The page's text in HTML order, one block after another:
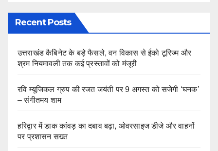
Recent Posts
उत्तराखंड कैबिनेट के बड़े फैसले, वन विकास से ईको टूरिज्म और
श्रम नियमावली तक कई प्रस्तावों को मंजूरी
रवि म्यूजिकल ग्रुप की रजत जयंती पर 9 अगस्त को सजेगी ‘घनक’
– संगीतमय शाम
हरिद्वार में डाक कांवड़ का दबाव बढ़ा, ओवरसाइज डीजे और वाहनों
पर प्रशासन सख्त